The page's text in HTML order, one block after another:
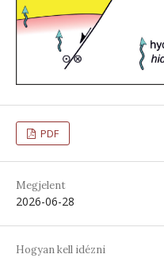
PDF
Megjelent
2026-06-28
Hogyan kell idézni